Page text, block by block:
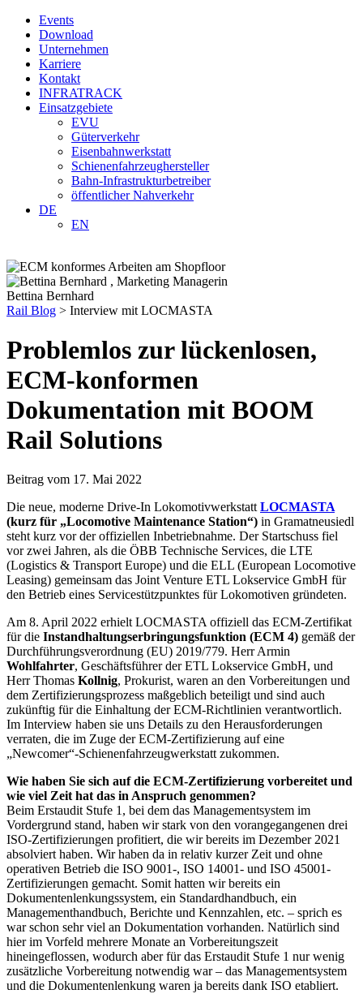
Events
Download
Unternehmen
Karriere
Kontakt
INFRATRACK
Einsatzgebiete
EVU
Güterverkehr
Eisenbahnwerkstatt
Schienenfahrzeughersteller
Bahn-Infrastrukturbetreiber
öffentlicher Nahverkehr
DE
EN
Bettina Bernhard
Rail Blog > Interview mit LOCMASTA
Problemlos zur lückenlosen,
ECM-konformen
Dokumentation mit BOOM
Rail Solutions
Beitrag vom 17. Mai 2022
Die neue, moderne Drive-In LokomotivwerkstattLOCMASTA
(kurz für „Locomotive Maintenance Station“) in Gramatneusiedl
steht kurz vor der offiziellen Inbetriebnahme. Der Startschuss fiel
vor zwei Jahren, als die ÖBB Technische Services, die LTE
(Logistics & Transport Europe) und die ELL (European Locomotive
Leasing) gemeinsam das Joint Venture ETL Lokservice GmbH für
den Betrieb eines Servicestützpunktes für Lokomotiven gründeten.
Am 8. April 2022 erhielt LOCMASTA offiziell das ECM-Zertifikat
für die Instandhaltungserbringungsfunktion (ECM 4) gemäß der
Durchführungsverordnung (EU) 2019/779. Herr Armin
Wohlfahrter, Geschäftsführer der ETL Lokservice GmbH, und
Herr Thomas Kollnig, Prokurist, waren an den Vorbereitungen und
dem Zertifizierungsprozess maßgeblich beteiligt und sind auch
zukünftig für die Einhaltung der ECM-Richtlinien verantwortlich.
Im Interview haben sie uns Details zu den Herausforderungen
verraten, die im Zuge der ECM-Zertifizierung auf eine
„Newcomer“-Schienenfahrzeugwerkstatt zukommen.
Wie haben Sie sich auf die ECM-Zertifizierung vorbereitet und
wie viel Zeit hat das in Anspruch genommen?
Beim Erstaudit Stufe 1, bei dem das Managementsystem im
Vordergrund stand, haben wir stark von den vorangegangenen drei
ISO-Zertifizierungen profitiert, die wir bereits im Dezember 2021
absolviert haben. Wir haben da in relativ kurzer Zeit und ohne
operativen Betrieb die ISO 9001-, ISO 14001- und ISO 45001-
Zertifizierungen gemacht. Somit hatten wir bereits ein
Dokumentenlenkungssystem, ein Standardhandbuch, ein
Managementhandbuch, Berichte und Kennzahlen, etc. – sprich es
war schon sehr viel an Dokumentation vorhanden. Natürlich sind
hier im Vorfeld mehrere Monate an Vorbereitungszeit
hineingeflossen, wodurch aber für das Erstaudit Stufe 1 nur wenig
zusätzliche Vorbereitung notwendig war – das Managementsystem
und die Dokumentenlenkung waren ja bereits dank ISO etabliert.